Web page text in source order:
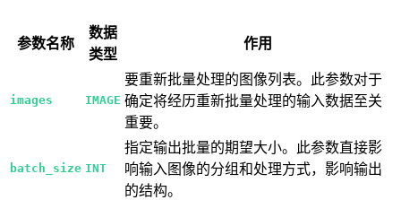
参数名称
数据
类型
作用
images IMAGE
要重新批量处理的图像列表。此参数对于
确定将经历重新批量处理的输入数据至关
重要。
batch_size INT
指定输出批量的期望大小。此参数直接影
响输入图像的分组和处理方式，影响输出
的结构。